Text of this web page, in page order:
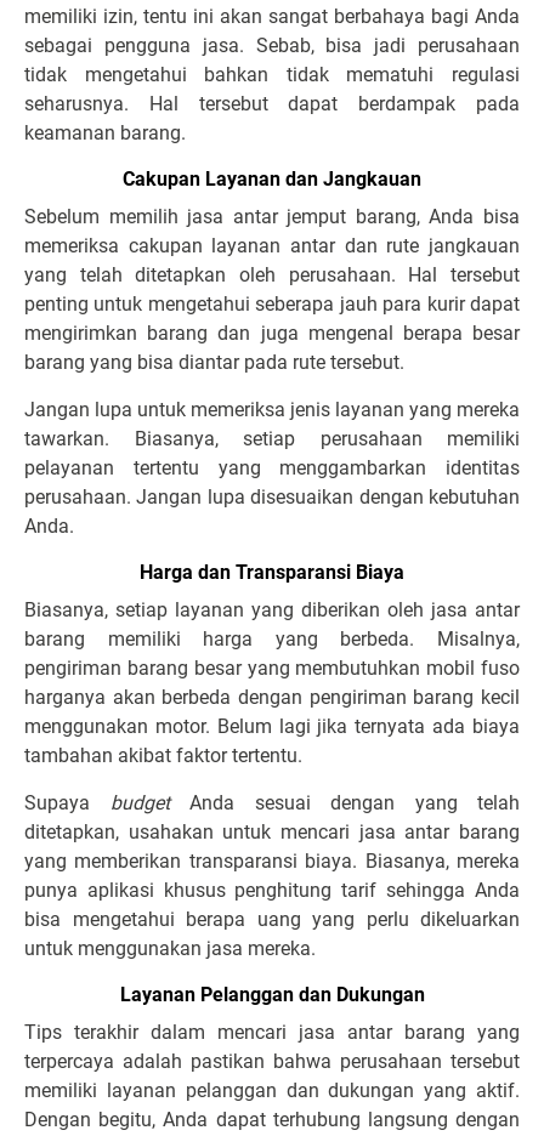
memiliki izin, tentu ini akan sangat berbahaya bagi Anda
sebagai pengguna jasa. Sebab, bisa jadi perusahaan
tidak mengetahui bahkan tidak mematuhi regulasi
seharusnya. Hal tersebut dapat berdampak pada
keamanan barang.
Cakupan Layanan dan Jangkauan
Sebelum memilih jasa antar jemput barang, Anda bisa
memeriksa cakupan layanan antar dan rute jangkauan
yang telah ditetapkan oleh perusahaan. Hal tersebut
penting untuk mengetahui seberapa jauh para kurir dapat
mengirimkan barang dan juga mengenal berapa besar
barang yang bisa diantar pada rute tersebut.
Jangan lupa untuk memeriksa jenis layanan yang mereka
tawarkan. Biasanya, setiap perusahaan memiliki
pelayanan tertentu yang menggambarkan identitas
perusahaan. Jangan lupa disesuaikan dengan kebutuhan
Anda.
Harga dan Transparansi Biaya
Biasanya, setiap layanan yang diberikan oleh jasa antar
barang memiliki harga yang berbeda. Misalnya,
pengiriman barang besar yang membutuhkan mobil fuso
harganya akan berbeda dengan pengiriman barang kecil
menggunakan motor. Belum lagi jika ternyata ada biaya
tambahan akibat faktor tertentu.
Supaya budget Anda sesuai dengan yang telah
ditetapkan, usahakan untuk mencari jasa antar barang
yang memberikan transparansi biaya. Biasanya, mereka
punya aplikasi khusus penghitung tarif sehingga Anda
bisa mengetahui berapa uang yang perlu dikeluarkan
untuk menggunakan jasa mereka.
Layanan Pelanggan dan Dukungan
Tips terakhir dalam mencari jasa antar barang yang
terpercaya adalah pastikan bahwa perusahaan tersebut
memiliki layanan pelanggan dan dukungan yang aktif.
Dengan begitu, Anda dapat terhubung langsung dengan